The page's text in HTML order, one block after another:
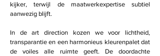
kijker, terwijl de maatwerkexpertise subtiel
aanwezig blijft.
In de art direction kozen we voor lichtheid,
transparantie en een harmonieus kleurenpalet dat
de voiles alle ruimte geeft. De doordachte